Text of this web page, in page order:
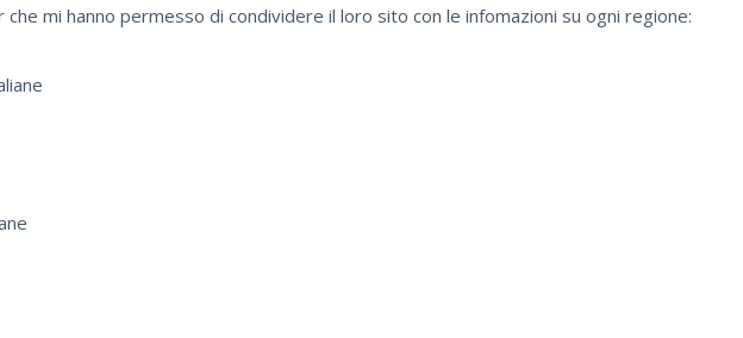
che mi hanno permesso di condividere il loro sito con le infomazioni su ogni regione: